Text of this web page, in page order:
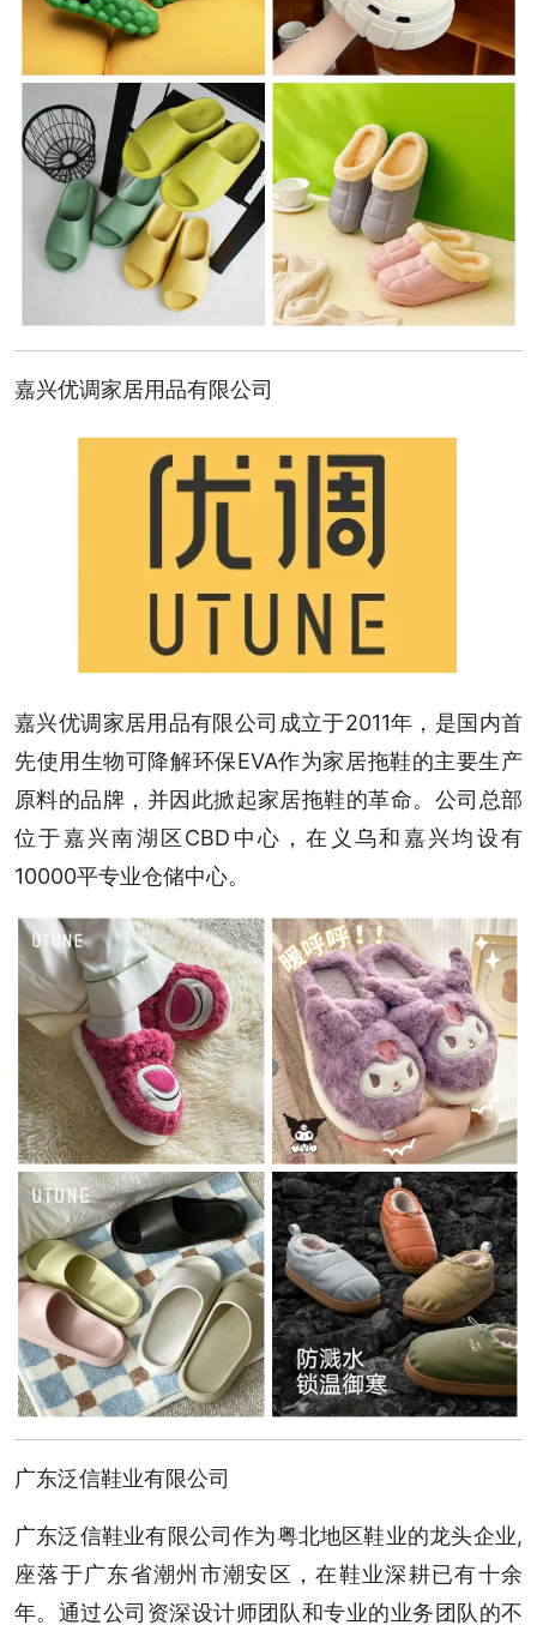
嘉兴优调家居用品有限公司
嘉兴优调家居用品有限公司成立于2011年，是国内首
先使用生物可降解环保EVA作为家居拖鞋的主要生产
原料的品牌，并因此掀起家居拖鞋的革命。公司总部
位于嘉兴南湖区CBD中心，在义乌和嘉兴均设有
10000平专业仓储中心。
广东泛信鞋业有限公司
广东泛信鞋业有限公司作为粤北地区鞋业的龙头企业,
座落于广东省潮州市潮安区，在鞋业深耕已有十余
年。通过公司资深设计师团队和专业的业务团队的不